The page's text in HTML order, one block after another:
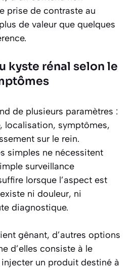
prise de contraste au
de valeur que quelques
kyste rénal selon le
de plusieurs paramètres :
localisation, symptômes,
sur le rein.
simples ne nécessitent
surveillance
lorsque l’aspect est
ni douleur, ni
diagnostique.
gênant, d’autres options
d’elles consiste à le
un produit destiné à